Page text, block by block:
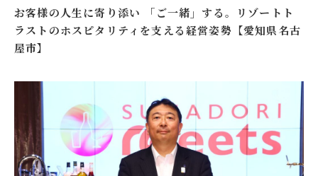
お客様の人生に寄り添い 「ご一緒」する。リゾートト
ラストのホスピタリティを支える経営姿勢【愛知県名古
屋市】